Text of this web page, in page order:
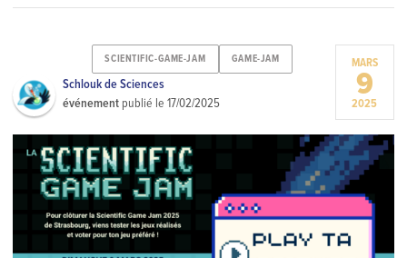
SCIENTIFIC-GAME-JAM GAME-JAM
Schlouk de Sciences
événement publié le17/02/2025
MARS
9
2025